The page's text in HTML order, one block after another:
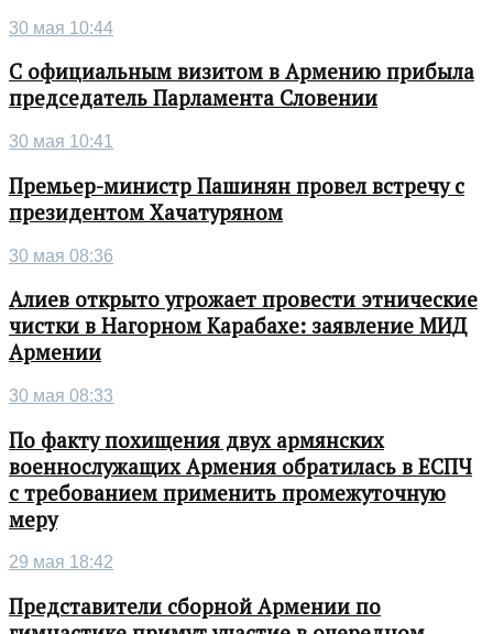
30 мая 10:44
С официальным визитом в Армению прибыла
председатель Парламента Словении
30 мая 10:41
Премьер-министр Пашинян провел встречу с
президентом Хачатуряном
30 мая 08:36
Алиев открыто угрожает провести этнические
чистки в Нагорном Карабахе: заявление МИД
Армении
30 мая 08:33
По факту похищения двух армянских
военнослужащих Армения обратилась в ЕСПЧ
с требованием применить промежуточную
меру
29 мая 18:42
Представители сборной Армении по